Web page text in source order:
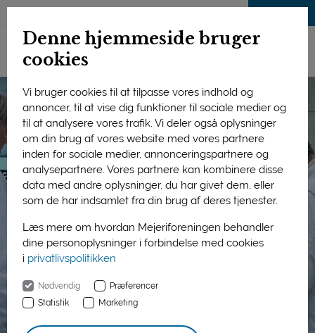
Denne hjemmeside bruger
cookies
Vi bruger cookies til at tilpasse vores indhold og
annoncer, til at vise dig funktioner til sociale medier og
til at analysere vores trafik. Vi deler også oplysninger
om din brug af vores website med vores partnere
inden for sociale medier, annonceringspartnere og
analysepartnere. Vores partnere kan kombinere disse
data med andre oplysninger, du har givet dem, eller
som de har indsamlet fra din brug af deres tjenester.
Læs mere om hvordan Mejeriforeningen behandler
dine personoplysninger i forbindelse med cookies
i privatlivspolitikken
Nødvendig
Præferencer
Statistik
Marketing